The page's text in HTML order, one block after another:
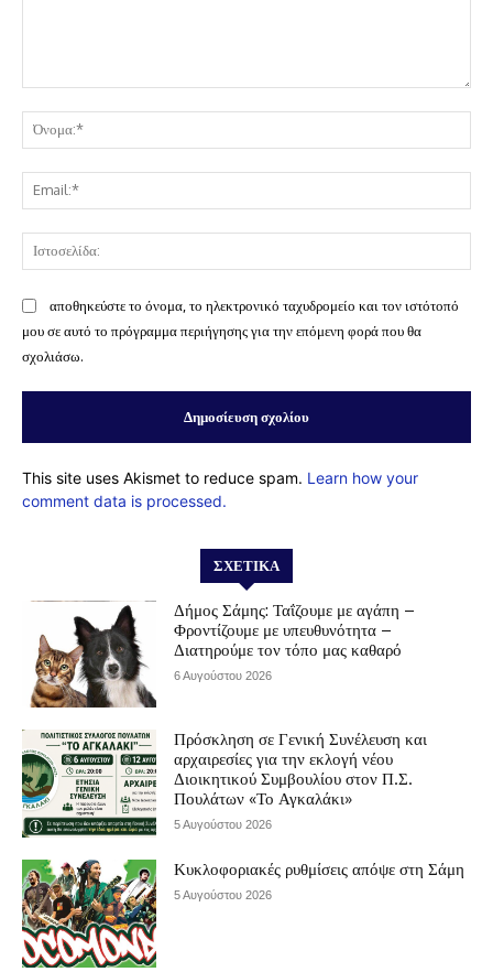
αποθηκεύστε το όνομα, το ηλεκτρονικό ταχυδρομείο και τον ιστότοπό
μου σε αυτό το πρόγραμμα περιήγησης για την επόμενη φορά που θα
σχολιάσω.
This site uses Akismet to reduce spam. Learn how your
comment data is processed.
ΣΧΕΤΙΚΆ
Δήμος Σάμης: Ταΐζουμε με αγάπη –
Φροντίζουμε με υπευθυνότητα –
Διατηρούμε τον τόπο μας καθαρό
6 Αυγούστου 2026
Πρόσκληση σε Γενική Συνέλευση και
αρχαιρεσίες για την εκλογή νέου
Διοικητικού Συμβουλίου στον Π.Σ.
Πουλάτων «Το Αγκαλάκι»
5 Αυγούστου 2026
Κυκλοφοριακές ρυθμίσεις απόψε στη Σάμη
5 Αυγούστου 2026